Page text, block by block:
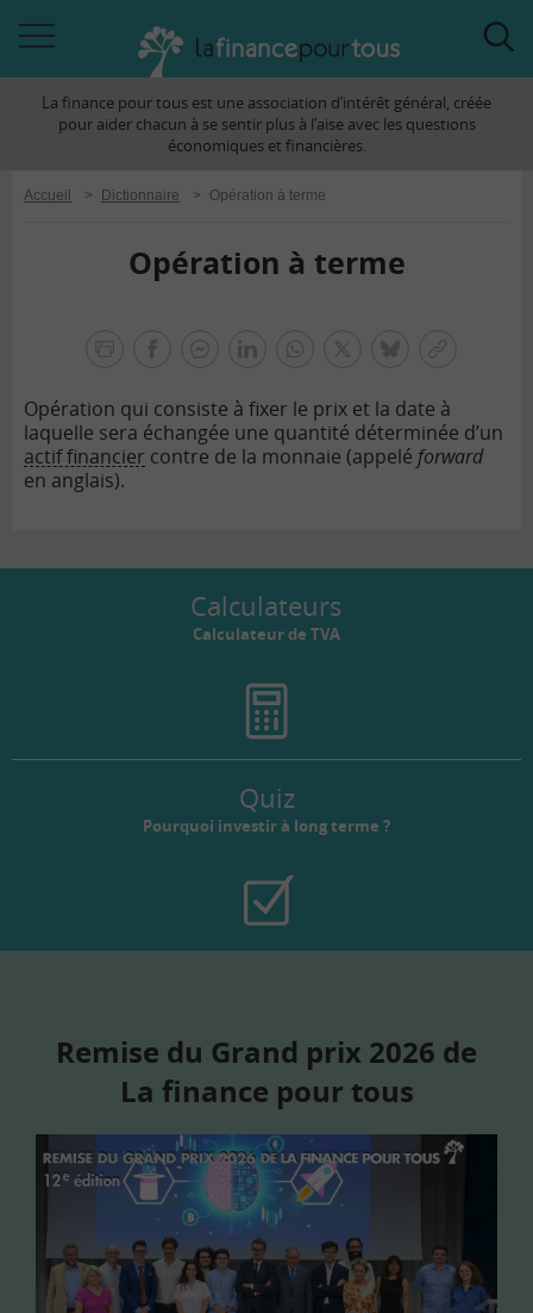
àLa finance pour tous est une association d’intérêt général, créée
pour aider chacun à se sentir plus à l’aise avec les questions
économiques et financières.
Accueil > Dictionnaire > Opération à terme
Opération à terme
lien
Opération qui consiste à fixer le prix et la date à
laquelle sera échangée une quantité déterminée d’un
actif financier contre de la monnaie (appelé forward
en anglais).
Calculateurs
Calculateur de TVA
Quiz
Pourquoi investir à long terme ?
Remise du Grand prix 2026 de
La finance pour tous